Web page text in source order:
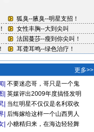
更多>>
不要迷恋哥，哥只是一个鬼
英媒评出2009年度搞怪发明
当红明星不仅仅是名利双收
后悔嫁给这样一个山西男人
小糖精归来，在海边轻轻舞